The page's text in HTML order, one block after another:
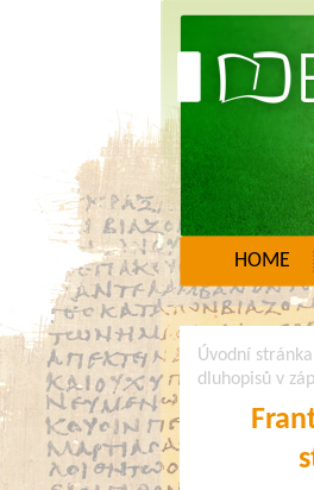
HOME
Úvodní stránka
dluhopisů v